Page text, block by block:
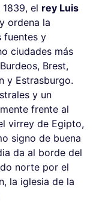
el rey Luis
ordena la
fuentes y
ciudades más
Brest,
y Estrasburgo.
y un
frente al
virrey de Egipto,
signo de buena
da al borde del
norte por el
la iglesia de la